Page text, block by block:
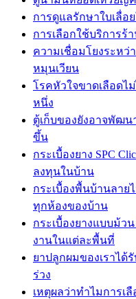
การดูแลรักษาใบเลื่อ
การเลือกใช้บริการ
ความเชื่อมโยงระหว่
หมุนเวียน
โรคหัวใจขาดเลือดไ
หนึ่ง
ตู้เก็บของยังอาจพัฒ
ขึ้น
กระเบื้องยาง SPC
ลงทุนในบ้าน
กระเบื้องพื้นบ้านลาย
ทุกห้องของบ้าน
กระเบื้องยางแบบม้ว
งานในแต่ละพื้นที่
ยาปลูกผมของเราไ
ร่วง
เหตุผลว่าทำไมการเ